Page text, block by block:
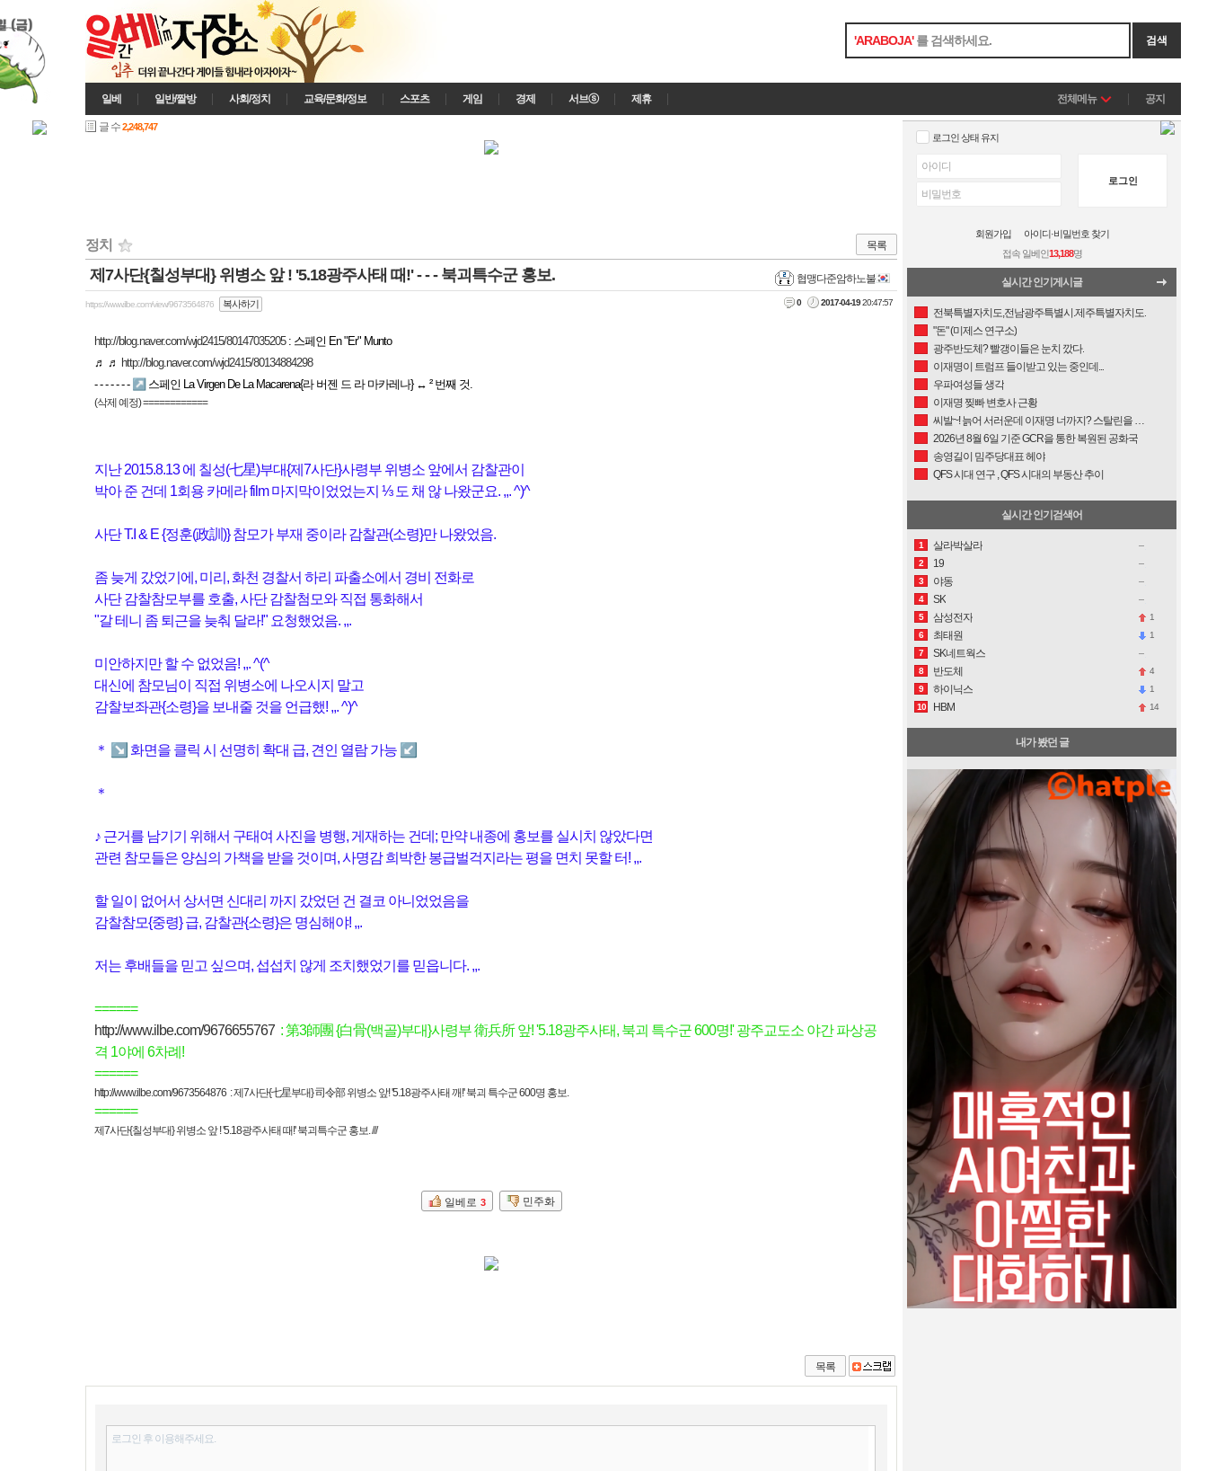
'ARABOJA'를 검색하세요. 검색
일베 일반/짤방 사회/정치 교육/문화/정보 스포츠 게임 경제 서브ⓢ 제휴 전체메뉴 공지
글 수2,248,747
정치 목록
제7사단{칠성부대} 위병소 앞 ! '5.18광주사태 때!' - - - 북괴특수군 홍보. 협맹다준암하노불
https://www.ilbe.com/view/9673564876 복사하기 0 2017-04-1920:47:57
http://blog.naver.com/wjd2415/80147035205: 스페인 En "Er" Munto
♬ ♬ http://blog.naver.com/wjd2415/80134884298
- - - - - - - ↗ 스페인 La Virgen De La Macarena{라 버젠 드 라 마카레나} ↔ ² 번째 것.
(삭제 예정) ============
지난 2015.8.13 에 칠성(七星)부대{제7사단}사령부 위병소 앞에서 감찰관이
박아 준 건데 1회용 카메라 film 마지막이었었는지 ⅓ 도 채 않 나왔군요. ,,. ^)^
사단 T.I & E {정훈(政訓)} 참모가 부재 중이라 감찰관(소령}만 나왔었음.
좀 늦게 갔었기에, 미리, 화천 경찰서 하리 파출소에서 경비 전화로
사단 감찰참모부를 호출, 사단 감찰첨모와 직접 통화해서
"갈 테니 좀 퇴근을 늦춰 달라!" 요청했었음. ,,.
미안하지만 할 수 없었음! ,,. ^(^
대신에 참모님이 직접 위병소에 나오시지 말고
감찰보좌관{소령}을 보내줄 것을 언급했! ,,. ^)^
＊ ↘ 화면을 클릭 시 선명히 확대 급, 견인 열람 가능 ↙
＊
♪ 근거를 남기기 위해서 구태여 사진을 병행, 게재하는 건데; 만약 내종에 홍보를 실시치 않았다면
관련 참모들은 양심의 가책을 받을 것이며, 사명감 희박한 봉급벌걱지라는 평을 면치 못할 터! ,,.
할 일이 없어서 상서면 신대리 까지 갔었던 건 결코 아니었었음을
감찰참모{중령} 급, 감찰관{소령}은 명심해야! ,,.
저는 후배들을 믿고 싶으며, 섭섭치 않게 조치했었기를 믿읍니다. ,,.
======
http://www.ilbe.com/9676655767 : 第3師團 {白骨(백골)부대}사령부 衛兵所 앞! '5.18광주사태, 북괴 특수군 600명!' 광주교도소 야간 파상공
격 1야에 6차례!
======
http://www.ilbe.com/9673564876 : 제7사단{七星부대} 司令部 위병소 앞! '5.18광주사태 깨!' 북괴 특수군 600명 홍보.
======
제7사단{칠성부대} 위병소 앞 ! '5.18광주사태 때!' 북괴특수군 홍보. ///
일베로 3 민주화
목록
로그인 상태 유지
로그인
회원가입
아이디·비밀번호 찾기
접속 일베인13,188명
실시간 인기게시글
인기게시글
전북특별자치도,전남광주특별시.제주특별자치도.
"돈" (미제스 연구소)
광주반도체? 빨갱이들은 눈치 깠다.
이재명이 트럼프 들이받고 있는 중인데...
우파여성들 생각
이재명 찢빠 변호사 근황
씨발~! 늙어 서러운데 이재명 너까지? 스탈린을 닮아가냐?
2026년 8월 6일 기준 GCR을 통한 복원된 공화국
송영길이 밈주당대표 헤야
QFS 시대 연구 , QFS 시대의 부동산 추이
실시간 인기검색어
1 살라박살라
2 19
3 야동
4 SK
5 삼성전자
1
6
최태원
1
7
SK네트웍스
8 반도체
4
9
하이닉스
1
10
HBM 14
내가 봤던 글
(금)